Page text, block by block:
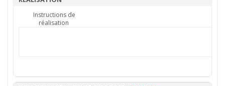
Instructions de
réalisation